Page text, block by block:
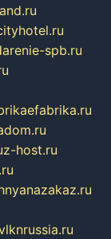
spb.ru
z-host.ru